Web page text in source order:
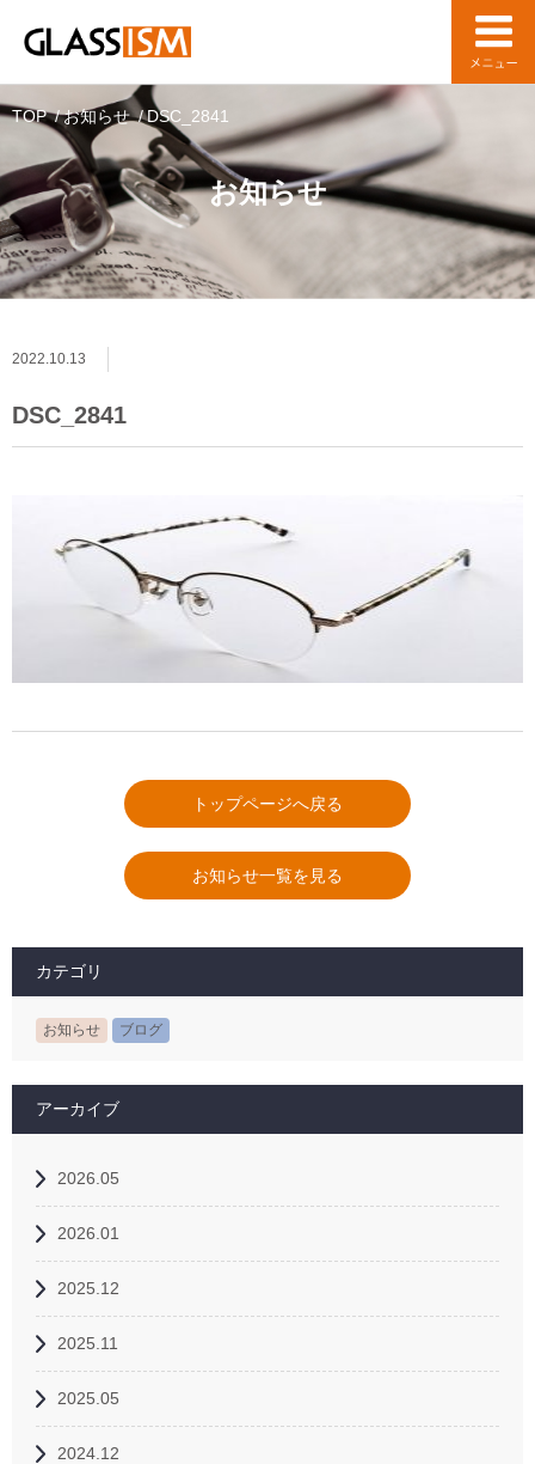
お知らせ
TOP お知らせ DSC_2841
2022.10.13
DSC_2841
トップページへ戻る
お知らせ一覧を見る
カテゴリ
お知らせ ブログ
アーカイブ
2026.05
2026.01
2025.12
2025.11
2025.05
2024.12